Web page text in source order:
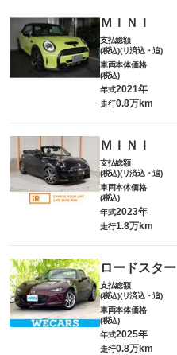
ＭＩＮＩ
支払総額
(税込)(リ済込・追)
車両本体価格
(税込)
年式2021年
走行0.8万km
ＭＩＮＩ
支払総額
(税込)(リ済込・追)
車両本体価格
(税込)
年式2023年
走行1.8万km
ロードスター
支払総額
(税込)(リ済込・追)
車両本体価格
(税込)
年式2025年
走行0.8万km